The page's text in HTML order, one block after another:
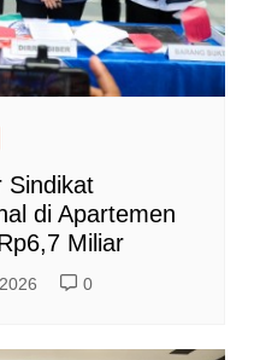
Sindikat
di Apartemen
Miliar
0